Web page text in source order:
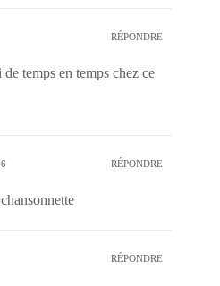
RÉPONDRE
temps en temps chez ce
RÉPONDRE
RÉPONDRE